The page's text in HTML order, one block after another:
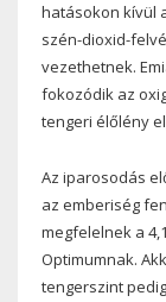
hatásokon kívül
szén-dioxid-
vezethetnek.
fokozódik az
tengeri élőlény
Az iparosodás
az emberiség
megfelelnek a
Optimumnak.
tengerszint